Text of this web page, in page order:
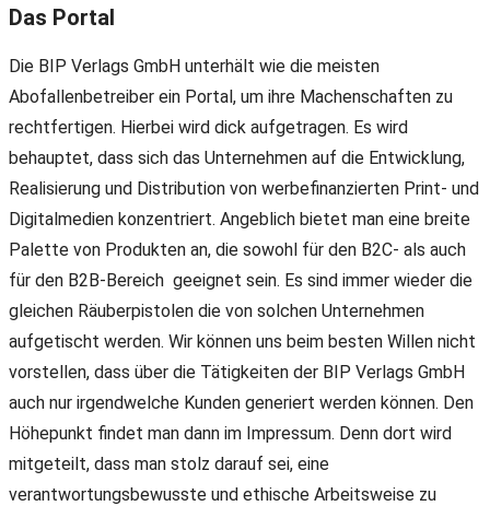
Das Portal
Die BIP Verlags GmbH unterhält wie die meisten
Abofallenbetreiber ein Portal, um ihre Machenschaften zu
rechtfertigen. Hierbei wird dick aufgetragen. Es wird
behauptet, dass sich das Unternehmen auf die Entwicklung,
Realisierung und Distribution von werbefinanzierten Print- und
Digitalmedien konzentriert. Angeblich bietet man eine breite
Palette von Produkten an, die sowohl für den B2C- als auch
für den B2B-Bereich geeignet sein. Es sind immer wieder die
gleichen Räuberpistolen die von solchen Unternehmen
aufgetischt werden. Wir können uns beim besten Willen nicht
vorstellen, dass über die Tätigkeiten der BIP Verlags GmbH
auch nur irgendwelche Kunden generiert werden können. Den
Höhepunkt findet man dann im Impressum. Denn dort wird
mitgeteilt, dass man stolz darauf sei, eine
verantwortungsbewusste und ethische Arbeitsweise zu